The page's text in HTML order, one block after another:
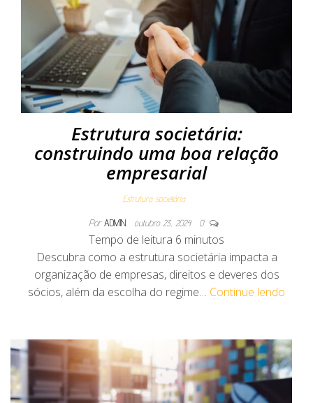
Estrutura societária:
construindo uma boa relação
empresarial
Estrutura societária
Por ADMIN outubro 23, 2024 0
Tempo de leitura 6 minutos
Descubra como a estrutura societária impacta a
organização de empresas, direitos e deveres dos
sócios, além da escolha do regime… Continue lendo